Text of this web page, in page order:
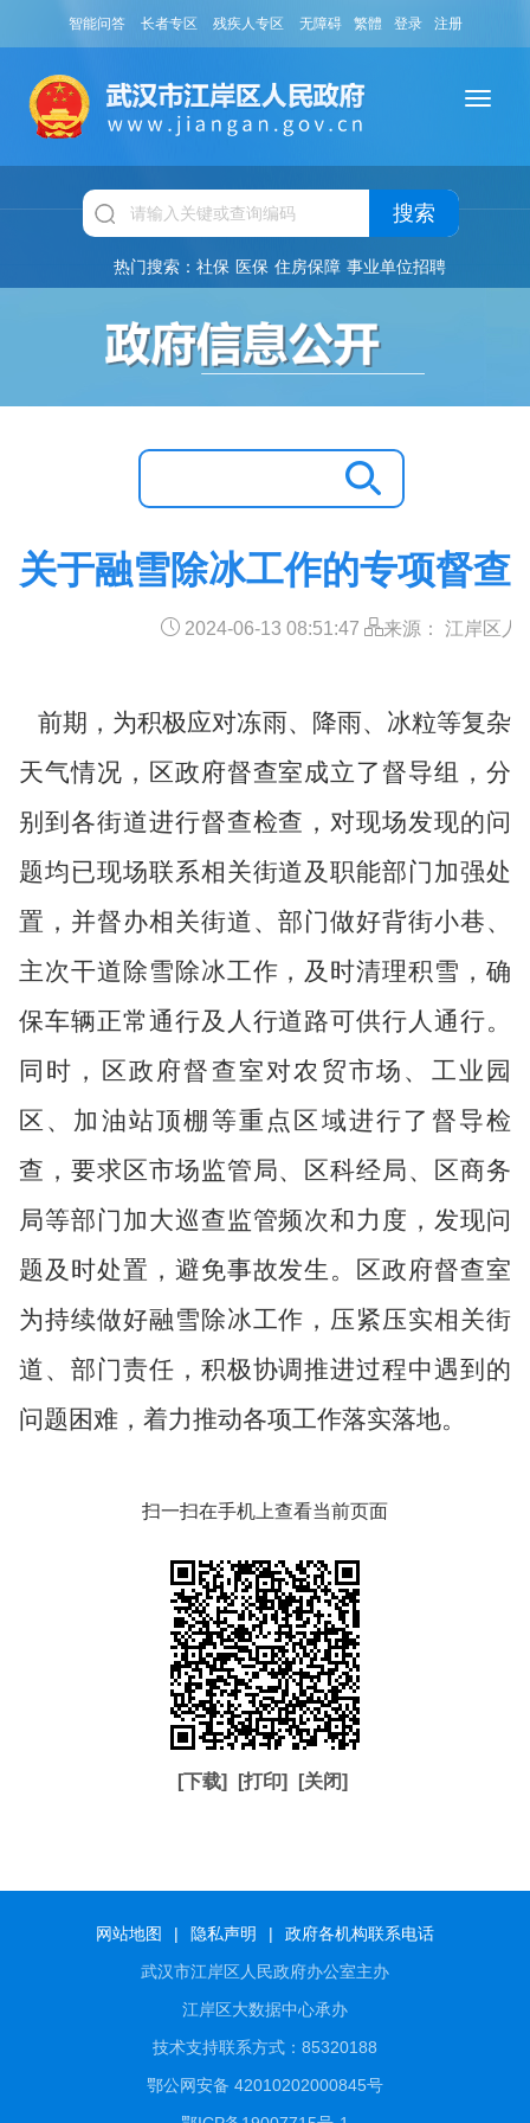
智能问答 长者专区 残疾人专区 无障碍 繁體 登录 注册
搜索
热门搜索： 社保 医保 住房保障 事业单位招聘
关于融雪除冰工作的专项督查
2024-06-13 08:51:47 来源： 江岸区人
前期，为积极应对冻雨、降雨、冰粒等复杂
天气情况，区政府督查室成立了督导组，分
别到各街道进行督查检查，对现场发现的问
题均已现场联系相关街道及职能部门加强处
置，并督办相关街道、部门做好背街小巷、
主次干道除雪除冰工作，及时清理积雪，确
保车辆正常通行及人行道路可供行人通行。
同时，区政府督查室对农贸市场、工业园
区、加油站顶棚等重点区域进行了督导检
查，要求区市场监管局、区科经局、区商务
局等部门加大巡查监管频次和力度，发现问
题及时处置，避免事故发生。
区政府督查室
为持续做好融雪除冰工作，压紧压实相关街
道、部门责任，积极协调推进过程中遇到的
问题困难，着力推动各项工作落实落地。
扫一扫在手机上查看当前页面
[下载] [打印] [关闭]
网站地图 | 隐私声明 |
政府各机构联系电话
武汉市江岸区人民政府办公室主办
江岸区大数据中心承办
技术支持联系方式：85320188
鄂公网安备 42010202000845号